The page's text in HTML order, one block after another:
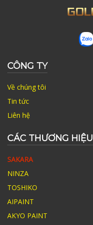
CÔNG TY
Về chúng tôi
Tin tức
Liên hệ
CÁC THƯƠNG HIỆU
SAKARA
NINZA
TOSHIKO
AIPAINT
AKYO PAINT